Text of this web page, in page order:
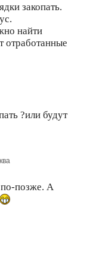
закопать.
найти
отработанные
?или будут
позже. А